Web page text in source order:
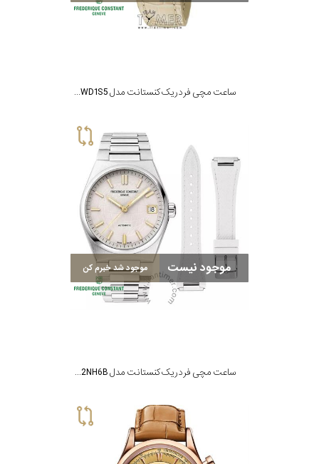
ساعت مچی فردریک کنستانت مدل FC-206MPWD1S5
موجود نیست موجود شد خبرم کن
ساعت مچی فردریک کنستانت مدل FC-303WG2NH6B